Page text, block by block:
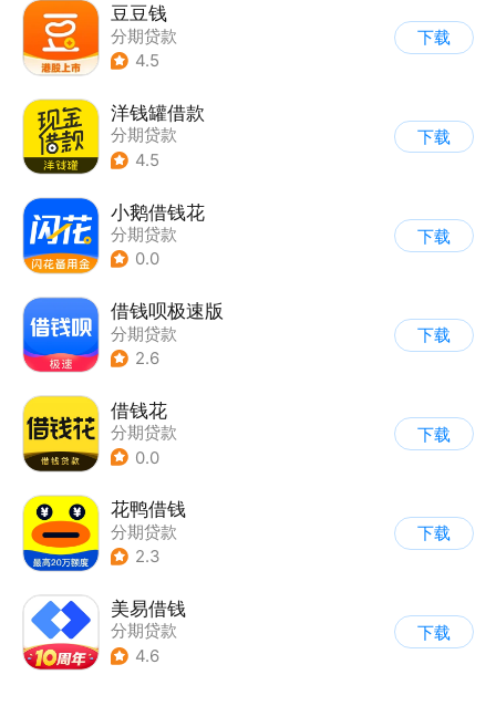
豆豆钱
分期贷款
4.5
下载
洋钱罐借款
分期贷款
4.5
下载
小鹅借钱花
分期贷款
0.0
下载
借钱呗极速版
分期贷款
2.6
下载
借钱花
分期贷款
0.0
下载
花鸭借钱
分期贷款
2.3
下载
美易借钱
分期贷款
4.6
下载